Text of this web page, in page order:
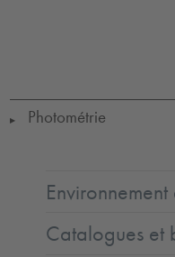
▶ Photométrie
Catalogues et